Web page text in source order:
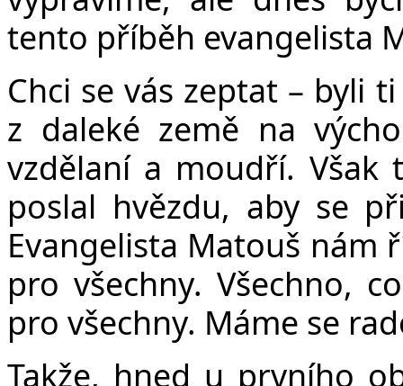
tento příběh evangelista
Chci se vás zeptat – byli
z daleké země na
vzdělaní a moudří.
poslal hvězdu, aby se
Evangelista Matouš nám
pro všechny. Všechno,
pro všechny. Máme se
Takže, hned u prvního